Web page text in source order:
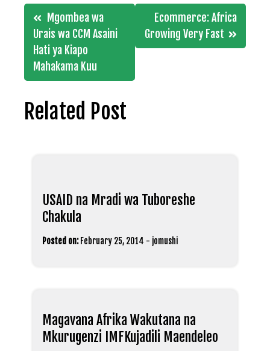
Post
navigation
Mgombea wa
Urais wa CCM Asaini
Hati ya Kiapo
Mahakama Kuu
Ecommerce: Africa
Growing Very Fast
Related Post
USAID na Mradi wa Tuboreshe
Chakula
Posted on: February 25, 2014 - jomushi
Magavana Afrika Wakutana na
Mkurugenzi IMFKujadili Maendeleo